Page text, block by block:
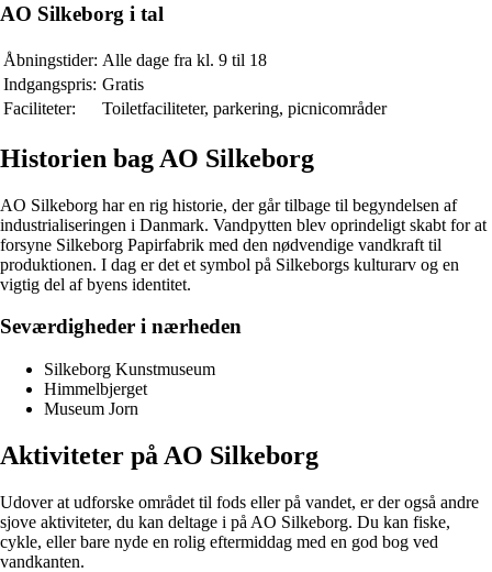
AO Silkeborg i tal
Åbningstider: Alle dage fra kl. 9 til 18
Indgangspris: Gratis
Faciliteter:
Toiletfaciliteter, parkering, picnicområder
Historien bag AO Silkeborg
AO Silkeborg har en rig historie, der går tilbage til begyndelsen af
industrialiseringen i Danmark. Vandpytten blev oprindeligt skabt for at
forsyne Silkeborg Papirfabrik med den nødvendige vandkraft til
produktionen. I dag er det et symbol på Silkeborgs kulturarv og en
vigtig del af byens identitet.
Seværdigheder i nærheden
Silkeborg Kunstmuseum
Himmelbjerget
Museum Jorn
Aktiviteter på AO Silkeborg
Udover at udforske området til fods eller på vandet, er der også andre
sjove aktiviteter, du kan deltage i på AO Silkeborg. Du kan fiske,
cykle, eller bare nyde en rolig eftermiddag med en god bog ved
vandkanten.